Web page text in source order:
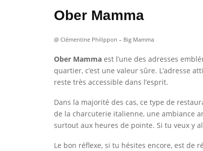
Ober Mamma
@ Clémentine Philippon – Big Mamma
Ober Mamma est l’une des adresses
quartier, c’est une valeur sûre. L’adresse
reste très accessible dans l’esprit.
Dans la majorité des cas, ce type de
de la charcuterie italienne, une ambiance
surtout aux heures de pointe. Si tu veux y
Le bon réflexe, si tu hésites encore, est de